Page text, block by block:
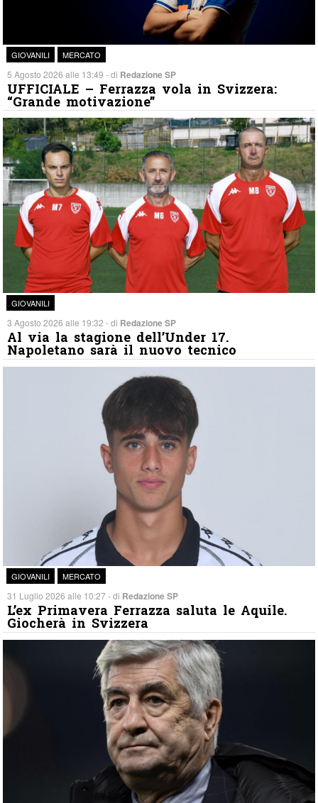
GIOVANILI MERCATO
5 Agosto 2026 alle 13:49 - di Redazione SP
UFFICIALE – Ferrazza vola in Svizzera:
“Grande motivazione”
GIOVANILI
3 Agosto 2026 alle 19:32 - di Redazione SP
Al via la stagione dell’Under 17.
Napoletano sarà il nuovo tecnico
GIOVANILI MERCATO
31 Luglio 2026 alle 10:27 - di Redazione SP
L’ex Primavera Ferrazza saluta le Aquile.
Giocherà in Svizzera